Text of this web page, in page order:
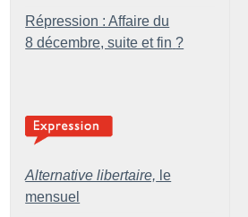
Répression : Affaire du
8 décembre, suite et fin ?
Alternative libertaire, le
mensuel